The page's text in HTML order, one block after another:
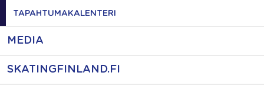
TAPAHTUMAKALENTERI
MEDIA
SKATINGFINLAND.FI